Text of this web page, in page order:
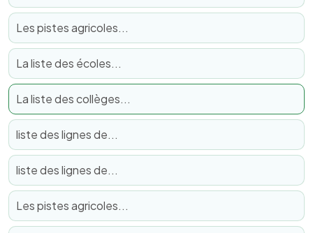
Les pistes agricoles...
La liste des écoles...
La liste des collèges...
liste des lignes de...
liste des lignes de...
Les pistes agricoles...